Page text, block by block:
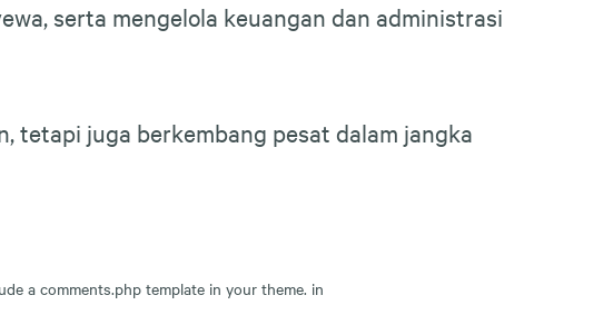
serta mengelola keuangan dan administrasi
tetapi juga berkembang pesat dalam jangka
a comments.php template in your theme. in